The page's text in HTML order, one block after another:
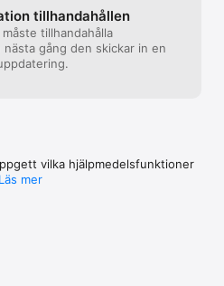
tillhandahållen
tillhandahålla
gång den skickar in en
vilka hjälpmedels­funktioner
Läs mer